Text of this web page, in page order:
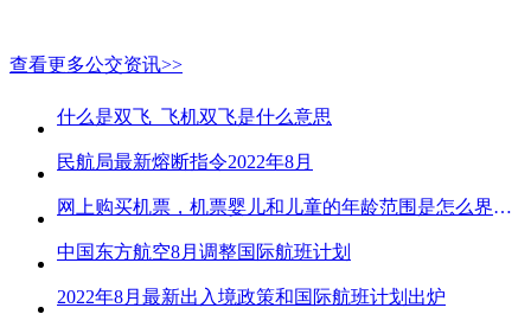
查看更多公交资讯>>
什么是双飞_飞机双飞是什么意思
民航局最新熔断指令2022年8月
网上购买机票，机票婴儿和儿童的年龄范围是怎么界定的？
中国东方航空8月调整国际航班计划
2022年8月最新出入境政策和国际航班计划出炉